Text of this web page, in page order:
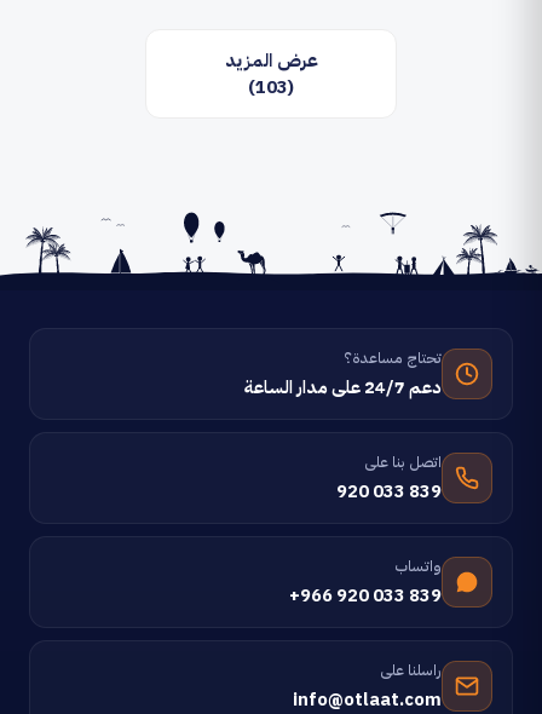
عرض المزيد
(103)
تحتاج مساعدة؟
دعم 24/7 على مدار الساعة
اتصل بنا على
920 033 839
واتساب
+966 920 033 839
راسلنا على
info@otlaat.com